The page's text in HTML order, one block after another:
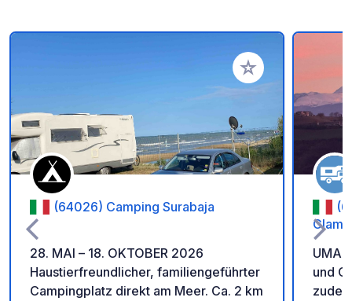
Zu Ihren Favoriten
(64026) Camping Surabaja
28. MAI – 18. OKTOBER 2026
Haustierfreundlicher, familiengeführter
Campingplatz direkt am Meer. Ca. 2 km
UMA
und